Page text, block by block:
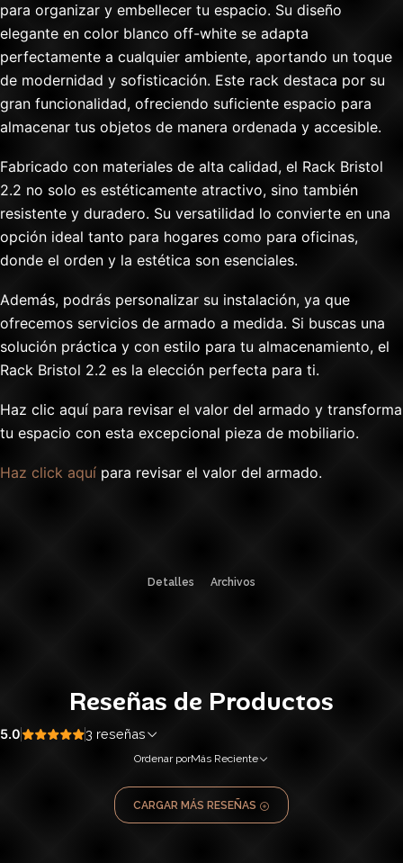
para organizar y embellecer tu espacio. Su diseño
elegante en color blanco off-white se adapta
perfectamente a cualquier ambiente, aportando un toque
de modernidad y sofisticación. Este rack destaca por su
gran funcionalidad, ofreciendo suficiente espacio para
almacenar tus objetos de manera ordenada y accesible.
Fabricado con materiales de alta calidad, el Rack Bristol
2.2 no solo es estéticamente atractivo, sino también
resistente y duradero. Su versatilidad lo convierte en una
opción ideal tanto para hogares como para oficinas,
donde el orden y la estética son esenciales.
Además, podrás personalizar su instalación, ya que
ofrecemos servicios de armado a medida. Si buscas una
solución práctica y con estilo para tu almacenamiento, el
Rack Bristol 2.2 es la elección perfecta para ti.
Haz clic aquí para revisar el valor del armado y transforma
tu espacio con esta excepcional pieza de mobiliario.
Haz click aquí para revisar el valor del armado.
Detalles Archivos
Reseñas de Productos
5.0 3 reseñas
Ordenar porMás Reciente
CARGAR MÁS RESEÑAS